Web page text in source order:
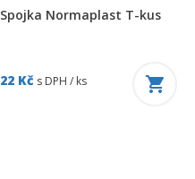
Spojka Normaplast T-kus
22 Kč s DPH / ks